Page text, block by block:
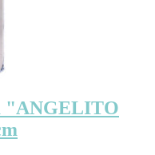
"ANGELITO